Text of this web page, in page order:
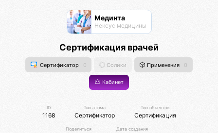
Мединта
Нексус медицины
Сертификация врачей
Сертификатор 0 Солики Применения 0
Кабинет
ID
1168
Тип атома
Сертификатор
Тип объектов
Сертификация
Поделиться Дата создания